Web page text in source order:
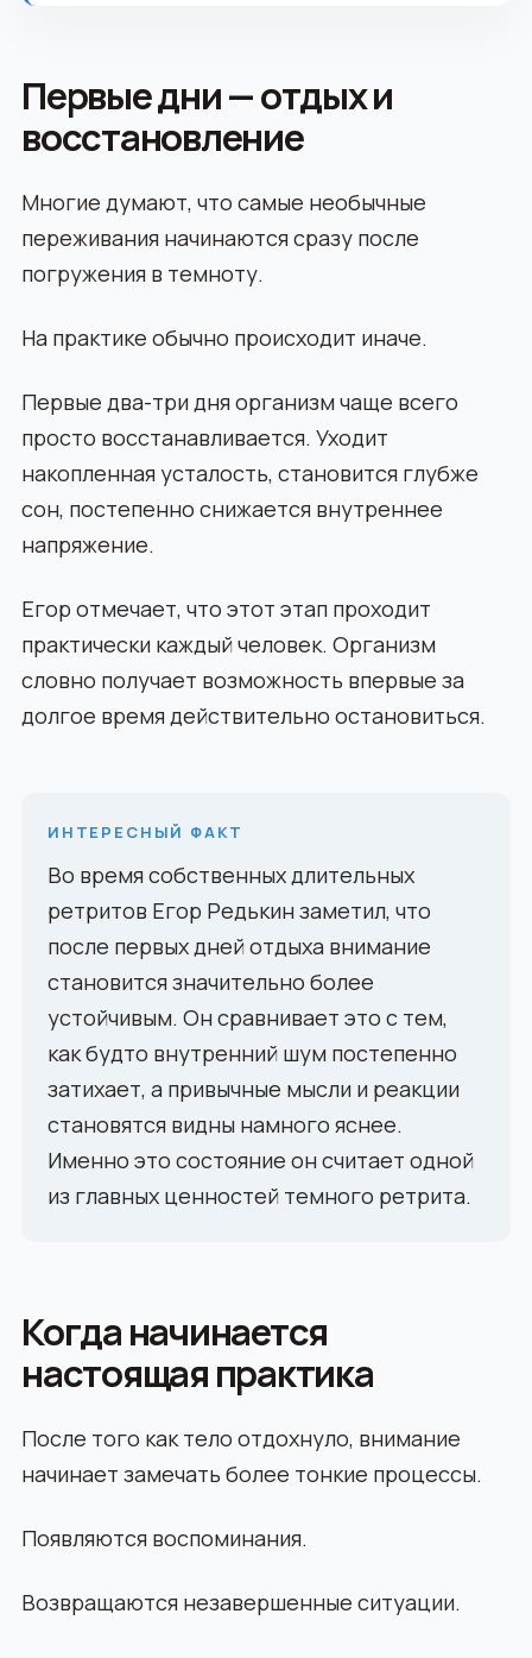
Первые дни — отдых и
восстановление
Многие думают, что самые необычные
переживания начинаются сразу после
погружения в темноту.
На практике обычно происходит иначе.
Первые два-три дня организм чаще всего
просто восстанавливается. Уходит
накопленная усталость, становится глубже
сон, постепенно снижается внутреннее
напряжение.
Егор отмечает, что этот этап проходит
практически каждый человек. Организм
словно получает возможность впервые за
долгое время действительно остановиться.
ИНТЕРЕСНЫЙ ФАКТ
Во время собственных длительных
ретритов Егор Редькин заметил, что
после первых дней отдыха внимание
становится значительно более
устойчивым. Он сравнивает это с тем,
как будто внутренний шум постепенно
затихает, а привычные мысли и реакции
становятся видны намного яснее.
Именно это состояние он считает одной
из главных ценностей темного ретрита.
Когда начинается
настоящая практика
После того как тело отдохнуло, внимание
начинает замечать более тонкие процессы.
Появляются воспоминания.
Возвращаются незавершенные ситуации.